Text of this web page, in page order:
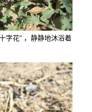
字花” ，静静地沐浴着